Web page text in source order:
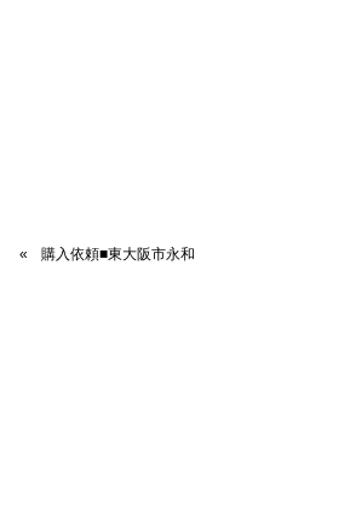
« 購入依頼■東大阪市永和